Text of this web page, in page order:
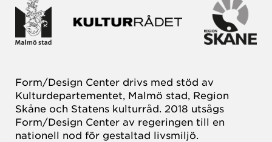
Form/Design Center drivs med stöd av
Kulturdepartementet, Malmö stad, Region
Skåne och Statens kulturråd. 2018 utsågs
Form/Design Center av regeringen till en
nationell nod för gestaltad livsmiljö.